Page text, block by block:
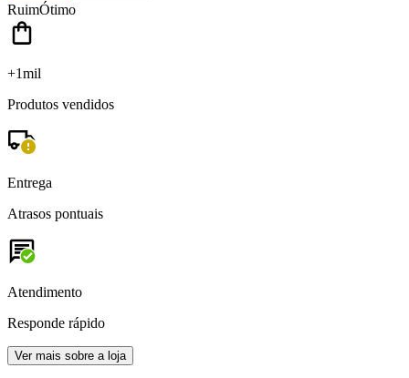
RuimÓtimo
+1mil
Produtos vendidos
Entrega
Atrasos pontuais
Atendimento
Responde rápido
Ver mais sobre a loja